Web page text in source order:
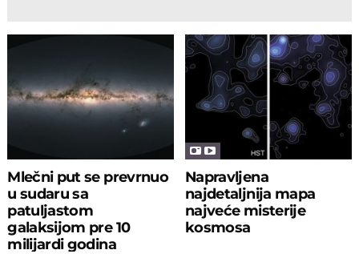
Mlečni put se prevrnuo
u sudaru sa
patuljastom
galaksijom pre 10
milijardi godina
Napravljena
najdetaljnija mapa
najveće misterije
kosmosa